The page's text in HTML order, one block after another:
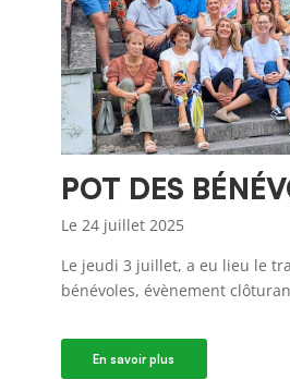
POT DES
Le 24 juillet 2025
Le jeudi 3 juillet, a eu lieu le
bénévoles, évènement
En savoir plus